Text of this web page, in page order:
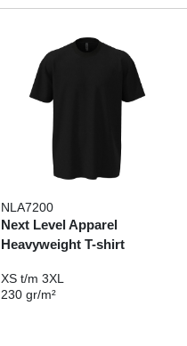
NLA7200
Next Level Apparel
Heavyweight T-shirt
XS t/m 3XL
230 gr/m²